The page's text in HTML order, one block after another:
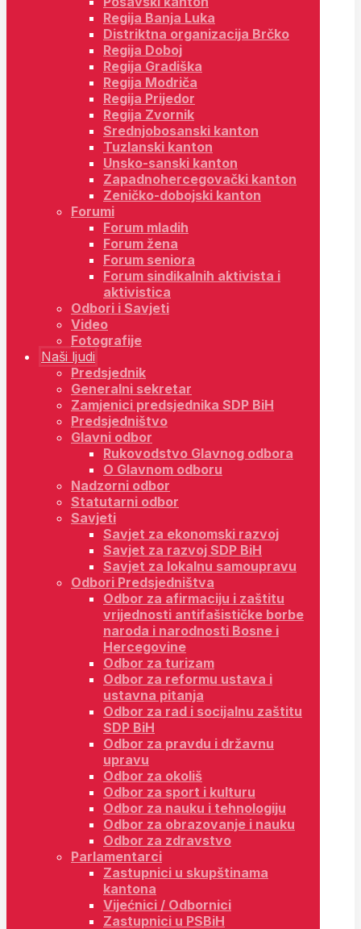
Regija Banja Luka
Distriktna organizacija Brčko
Regija Doboj
Regija Gradiška
Regija Modriča
Regija Prijedor
Regija Zvornik
Srednjobosanski kanton
Tuzlanski kanton
Unsko-sanski kanton
Zapadnohercegovački kanton
Zeničko-dobojski kanton
Forumi
Forum mladih
Forum žena
Forum seniora
Forum sindikalnih aktivista i
aktivistica
Odbori i Savjeti
Video
Fotografije
Naši ljudi
Predsjednik
Generalni sekretar
Zamjenici predsjednika SDP BiH
Predsjedništvo
Glavni odbor
Rukovodstvo Glavnog odbora
O Glavnom odboru
Nadzorni odbor
Statutarni odbor
Savjeti
Savjet za ekonomski razvoj
Savjet za razvoj SDP BiH
Savjet za lokalnu samoupravu
Odbori Predsjedništva
Odbor za afirmaciju i zaštitu
vrijednosti antifašističke borbe
naroda i narodnosti Bosne i
Hercegovine
Odbor za turizam
Odbor za reformu ustava i
ustavna pitanja
Odbor za rad i socijalnu zaštitu
SDP BiH
Odbor za pravdu i državnu
upravu
Odbor za okoliš
Odbor za sport i kulturu
Odbor za nauku i tehnologiju
Odbor za obrazovanje i nauku
Odbor za zdravstvo
Parlamentarci
Zastupnici u skupštinama
kantona
Vijećnici / Odbornici
Zastupnici u PSBiH